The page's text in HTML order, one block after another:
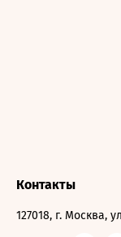
Контакты
127018, г. Москва,